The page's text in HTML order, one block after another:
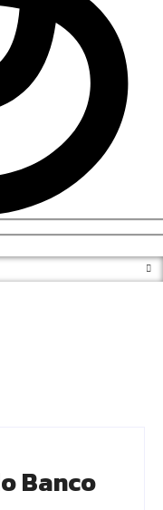
Banco